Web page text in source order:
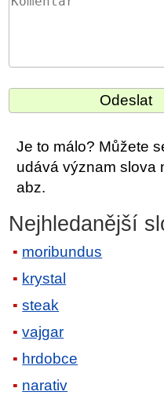
Je to málo? Můžete
udává význam slova
abz.
Nejhledanější
moribundus
krystal
steak
vajgar
hrdobce
narativ